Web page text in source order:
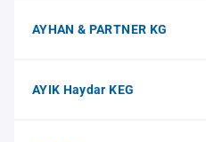
AYHAN & PARTNER KG
AYIK Haydar KEG